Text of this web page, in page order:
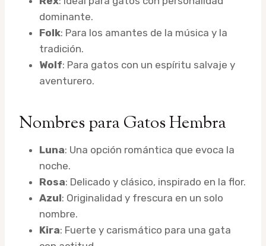
dominante.
Folk: Para los amantes de la música y la
tradición.
Wolf: Para gatos con un espíritu salvaje y
aventurero.
Nombres para Gatos Hembra
Luna: Una opción romántica que evoca la
noche.
Rosa: Delicado y clásico, inspirado en la flor.
Azul: Originalidad y frescura en un solo
nombre.
Kira: Fuerte y carismático para una gata